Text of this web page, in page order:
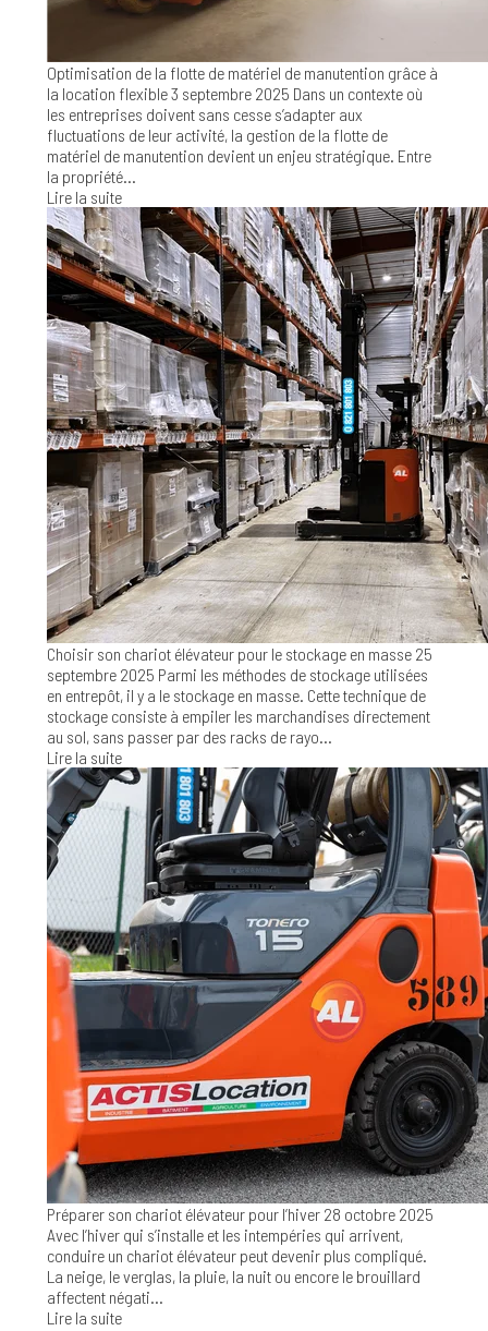
Optimisation de la flotte de matériel de manutention grâce à
la location flexible3 septembre 2025 Dans un contexte où
les entreprises doivent sans cesse s’adapter aux
fluctuations de leur activité, la gestion de la flotte de
matériel de manutention devient un enjeu stratégique. Entre
la propriété...
Lire la suite
Choisir son chariot élévateur pour le stockage en masse 25
septembre 2025 Parmi les méthodes de stockage utilisées
en entrepôt, il y a le stockage en masse. Cette technique de
stockage consiste à empiler les marchandises directement
au sol, sans passer par des racks de rayo...
Lire la suite
Préparer son chariot élévateur pour l’hiver 28 octobre 2025
Avec l’hiver qui s’installe et les intempéries qui arrivent,
conduire un chariot élévateur peut devenir plus compliqué.
La neige, le verglas, la pluie, la nuit ou encore le brouillard
affectent négati...
Lire la suite